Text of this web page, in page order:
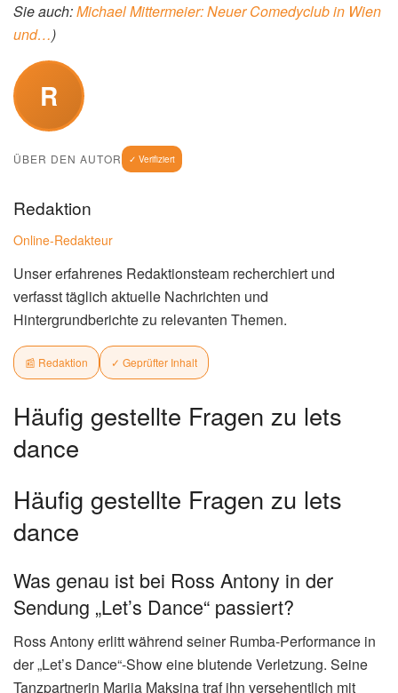
Sie auch:Michael Mittermeier: Neuer Comedyclub in Wien
und…)
R
ÜBER DEN AUTOR ✓ Verifiziert
Redaktion
Online-Redakteur
Unser erfahrenes Redaktionsteam recherchiert und
verfasst täglich aktuelle Nachrichten und
Hintergrundberichte zu relevanten Themen.
📰 Redaktion ✓ Geprüfter Inhalt
Häufig gestellte Fragen zu lets
dance
Häufig gestellte Fragen zu lets
dance
Was genau ist bei Ross Antony in der
Sendung „Let’s Dance“ passiert?
Ross Antony erlitt während seiner Rumba-Performance in
der „Let’s Dance“-Show eine blutende Verletzung. Seine
Tanzpartnerin Mariia Maksina traf ihn versehentlich mit